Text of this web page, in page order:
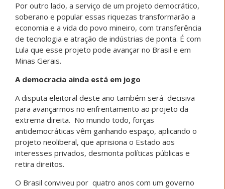
Por outro lado, a serviço de um projeto democrático,
soberano e popular essas riquezas transformarão a
economia e a vida do povo mineiro, com transferência
de tecnologia e atração de indústrias de ponta. É com
Lula que esse projeto pode avançar no Brasil e em
Minas Gerais.
A democracia ainda está em jogo
A disputa eleitoral deste ano também será decisiva
para avançarmos no enfrentamento ao projeto da
extrema direita. No mundo todo, forças
antidemocráticas vêm ganhando espaço, aplicando o
projeto neoliberal, que aprisiona o Estado aos
interesses privados, desmonta políticas públicas e
retira direitos.
O Brasil conviveu por quatro anos com um governo